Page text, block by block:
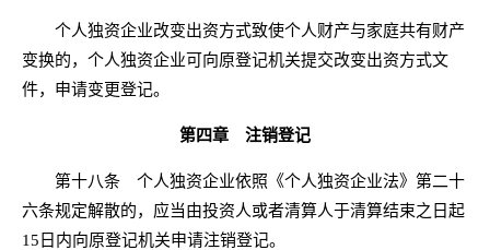
个人独资企业改变出资方式致使个人财产与家庭共有财产
变换的，个人独资企业可向原登记机关提交改变出资方式文
件，申请变更登记。
第四章 注销登记
第十八条 个人独资企业依照《个人独资企业法》第二十
六条规定解散的，应当由投资人或者清算人于清算结束之日起
15日内向原登记机关申请注销登记。